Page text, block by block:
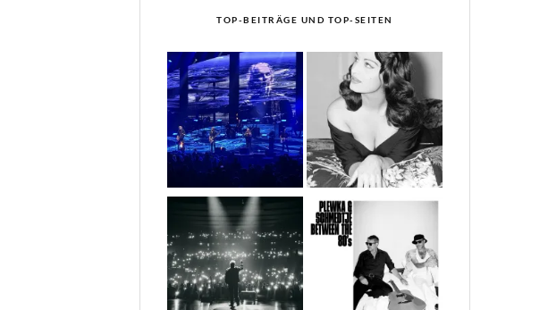
TOP-BEITRÄGE UND TOP-SEITEN